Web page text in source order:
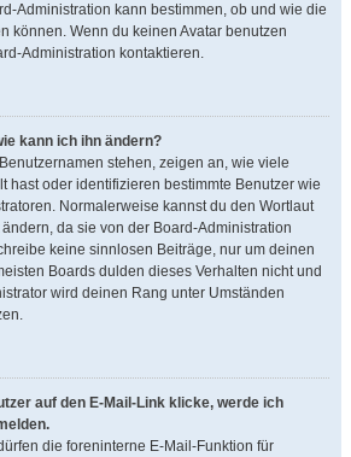
Administration kann bestimmen, ob und wie die
können. Wenn du keinen Avatar benutzen
Administration kontaktieren.
kann ich ihn ändern?
stehen, zeigen an, wie viele
hast oder identifizieren bestimmte Benutzer wie
Normalerweise kannst du den Wortlaut
da sie von der Board-Administration
keine sinnlosen Beiträge, nur um deinen
Boards dulden dieses Verhalten nicht und
wird deinen Rang unter Umständen
auf den E-Mail-Link klicke, werde ich
die foreninterne E-Mail-Funktion für